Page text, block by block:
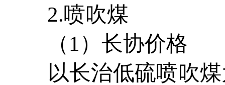
2.喷吹煤
（1）长协价格
以长治低硫喷吹煤